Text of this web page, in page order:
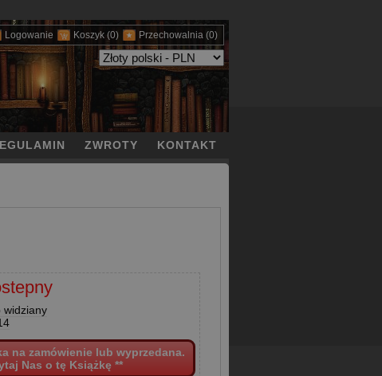
Logowanie Koszyk (0) Przechowalnia (0)
ZWROTY KONTAKT
widziany
na zamówienie lub wyprzedana.
Nas o tę Książkę **